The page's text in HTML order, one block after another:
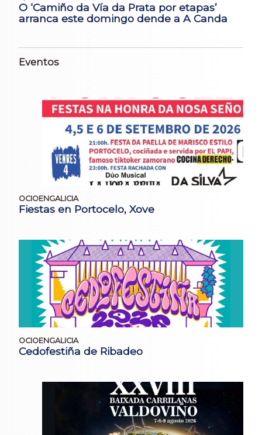
O ‘Camiño da Vía da Prata por etapas’
arranca este domingo dende a A Canda
Eventos
OCIOENGALICIA
Fiestas en Portocelo, Xove
OCIOENGALICIA
Cedofestiña de Ribadeo